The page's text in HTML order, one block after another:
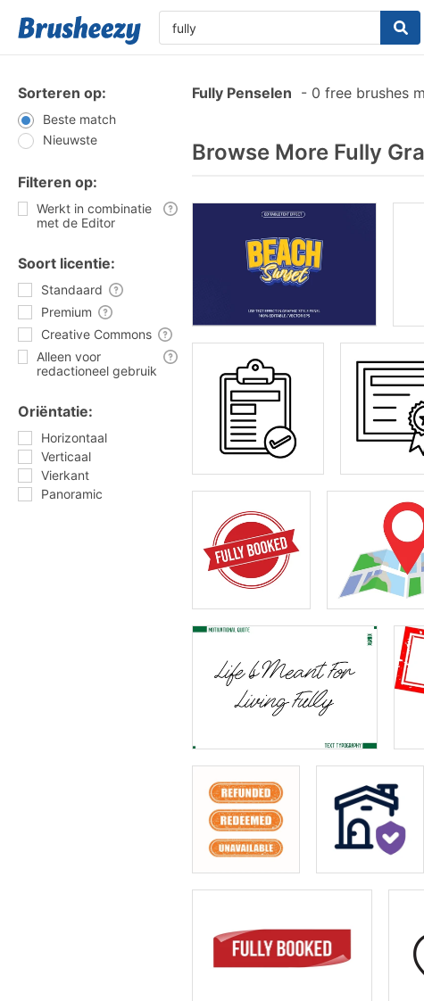
Sorteren op:
Beste match
Nieuwste
Filteren op:
Werkt in combinatie
met de Editor
Soort licentie:
Standaard
Premium
Creative Commons
Alleen voor
redactioneel gebruik
Oriëntatie:
Horizontaal
Verticaal
Vierkant
Panoramic
Fully Penselen - 0 free brushes
Browse More Fully